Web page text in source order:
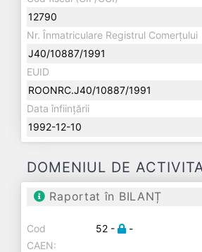
12790
Nr. Înmatriculare Registrul Comerțului
J40/10887/1991
EUID
ROONRC.J40/10887/1991
Data înființării
1992-12-10
DOMENIUL DE
Raportat în BILANȚ
Cod
CAEN:
52 - -